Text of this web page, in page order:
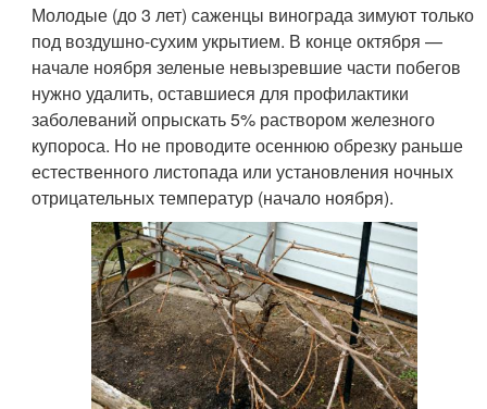
Молодые (до 3 лет) саженцы винограда зимуют только
под воздушно-сухим укрытием. В конце октября —
начале ноября зеленые невызревшие части побегов
нужно удалить, оставшиеся для профилактики
заболеваний опрыскать 5% раствором железного
купороса. Но не проводите осеннюю обрезку раньше
естественного листопада или установления ночных
отрицательных температур (начало ноября).